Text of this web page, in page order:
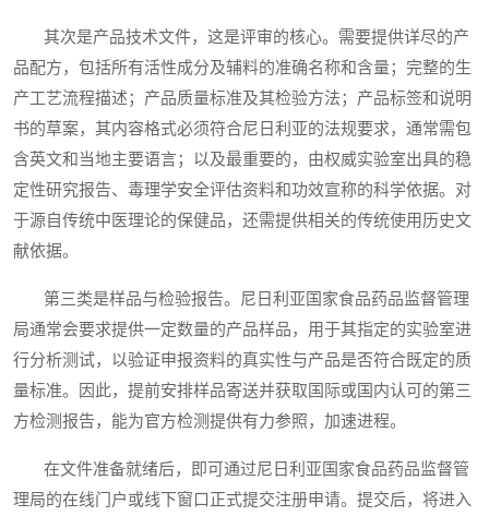
其次是产品技术文件，这是评审的核心。需要提供详尽的产
品配方，包括所有活性成分及辅料的准确名称和含量；完整的生
产工艺流程描述；产品质量标准及其检验方法；产品标签和说明
书的草案，其内容格式必须符合尼日利亚的法规要求，通常需包
含英文和当地主要语言；以及最重要的，由权威实验室出具的稳
定性研究报告、毒理学安全评估资料和功效宣称的科学依据。对
于源自传统中医理论的保健品，还需提供相关的传统使用历史文
献依据。
第三类是样品与检验报告。尼日利亚国家食品药品监督管理
局通常会要求提供一定数量的产品样品，用于其指定的实验室进
行分析测试，以验证申报资料的真实性与产品是否符合既定的质
量标准。因此，提前安排样品寄送并获取国际或国内认可的第三
方检测报告，能为官方检测提供有力参照，加速进程。
在文件准备就绪后，即可通过尼日利亚国家食品药品监督管
理局的在线门户或线下窗口正式提交注册申请。提交后，将进入